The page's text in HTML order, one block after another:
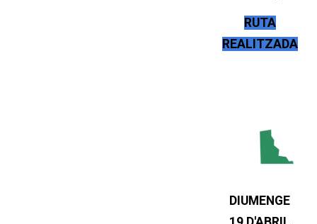
RUTA
REALITZADA
DIUMENGE